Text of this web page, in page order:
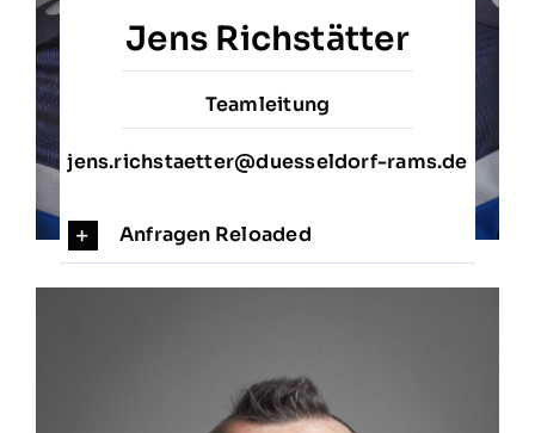
Jens Richstätter
Teamleitung
jens.richstaetter@duesseldorf-rams.de
Anfragen Reloaded